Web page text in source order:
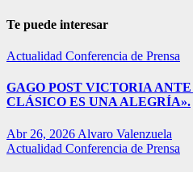
Te puede interesar
Actualidad Conferencia de Prensa
GAGO POST VICTORIA
CLÁSICO ES UNA ALEGRÍA».
Abr 26, 2026 Alvaro Valenzuela
Actualidad Conferencia de Prensa